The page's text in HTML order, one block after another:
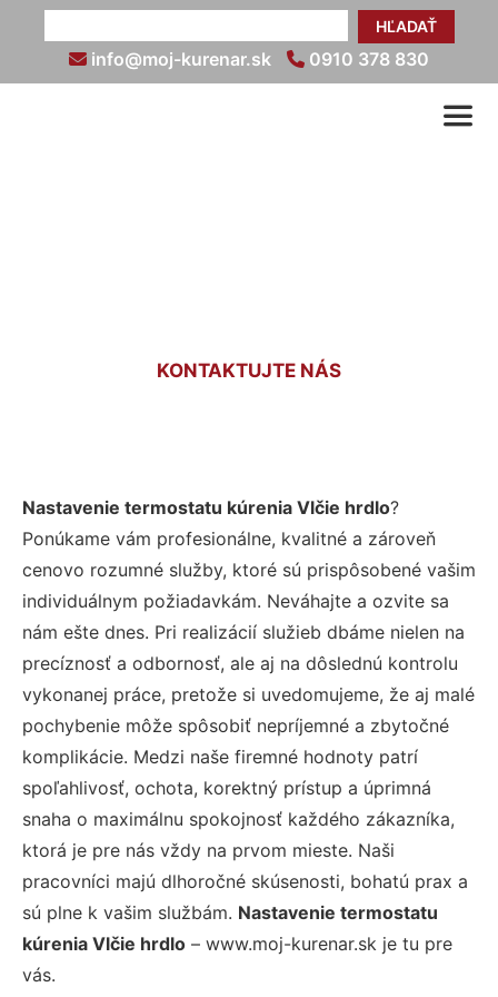
HĽADAŤ
info@moj-kurenar.sk 0910 378 830
KONTAKTUJTE NÁS
Nastavenie termostatu kúrenia Vlčie hrdlo?
Ponúkame vám profesionálne, kvalitné a zároveň
cenovo rozumné služby, ktoré sú prispôsobené vašim
individuálnym požiadavkám. Neváhajte a ozvite sa
nám ešte dnes. Pri realizácií služieb dbáme nielen na
precíznosť a odbornosť, ale aj na dôslednú kontrolu
vykonanej práce, pretože si uvedomujeme, že aj malé
pochybenie môže spôsobiť nepríjemné a zbytočné
komplikácie. Medzi naše firemné hodnoty patrí
spoľahlivosť, ochota, korektný prístup a úprimná
snaha o maximálnu spokojnosť každého zákazníka,
ktorá je pre nás vždy na prvom mieste. Naši
pracovníci majú dlhoročné skúsenosti, bohatú prax a
sú plne k vašim službám. Nastavenie termostatu
kúrenia Vlčie hrdlo – www.moj-kurenar.sk je tu pre
vás.